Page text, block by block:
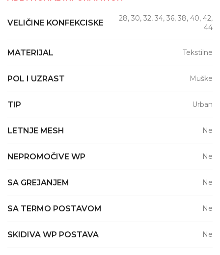
VELIČINE KONFEKCISKE
28, 30, 32, 34, 36, 38, 40, 42,
44
MATERIJAL Tekstilne
POL I UZRAST Muške
TIP Urban
LETNJE MESH Ne
NEPROMOČIVE WP Ne
SA GREJANJEM Ne
SA TERMO POSTAVOM Ne
SKIDIVA WP POSTAVA Ne